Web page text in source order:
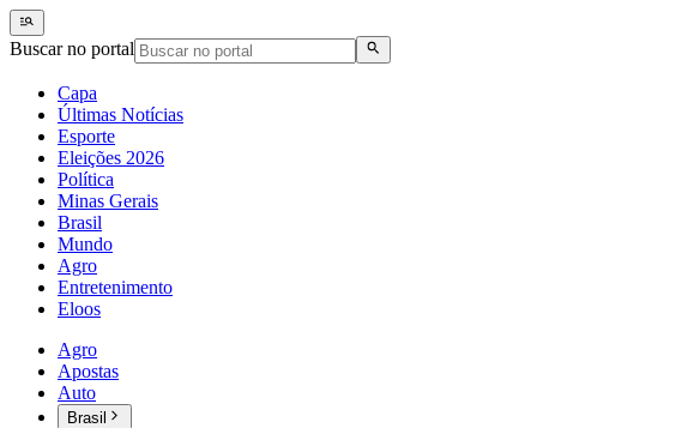
Buscar no portal
Capa
Últimas Notícias
Esporte
Eleições 2026
Política
Minas Gerais
Brasil
Mundo
Agro
Entretenimento
Eloos
Agro
Apostas
Auto
Brasil